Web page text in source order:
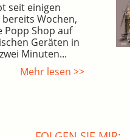
seit einigen
Wochen,
Popp Shop auf
Geräten in
Minuten...
Mehr lesen >>